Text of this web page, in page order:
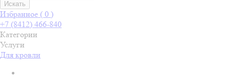
Искать
Избранное ( 0 )
+7 (8412) 466-840
Категории
Услуги
Для кровли